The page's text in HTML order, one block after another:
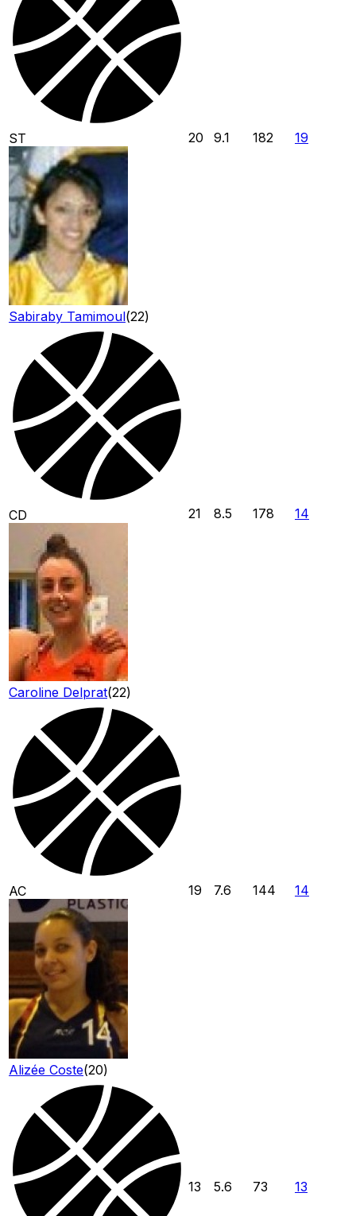
ST
Sabiraby Tamimoul(22)
20 9.1 182 19
CD
Caroline Delprat(22)
21 8.5 178 14
AC
Alizée Coste(20)
19 7.6 144 14
13 5.6 73 13